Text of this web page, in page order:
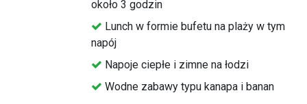
około 3 godzin
⁠Lunch w formie bufetu na plaży w tym
napój
⁠Napoje ciepłe i zimne na łodzi
⁠Wodne zabawy typu kanapa i banan